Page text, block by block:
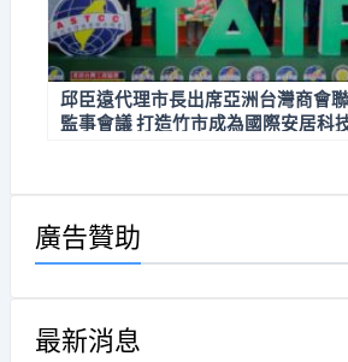
邱臣遠代理市長出席亞洲台灣商會
監事會議 打造竹市成為國際安居科
廣告贊助
最新消息